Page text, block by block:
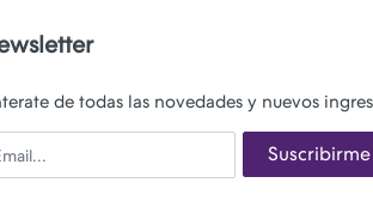
de todas las novedades y nuevos
Suscribirme